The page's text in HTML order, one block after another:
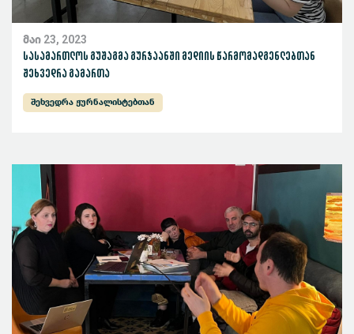
მაი 23, 2023
სასამართლოს გუშაგმა გურჯაანში მედიის წარმომადგენლებთან
შეხვედრა გამართა
შეხვედრა ჟურნალისტებთან